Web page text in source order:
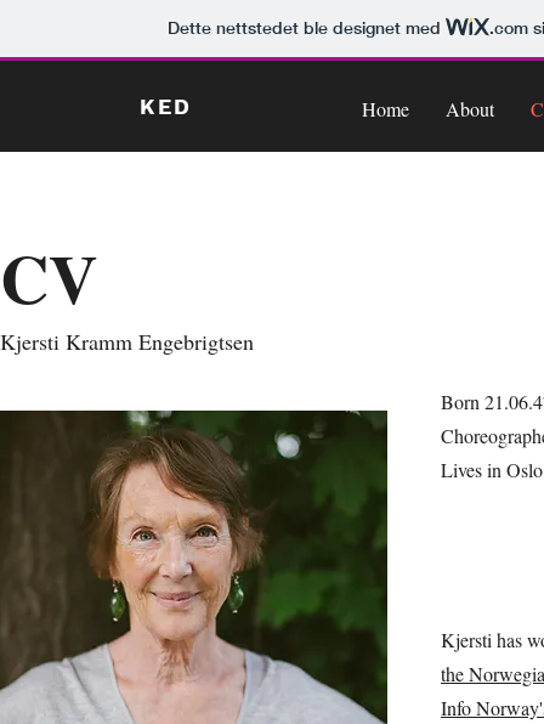
Dette nettstedet ble designet med .com
KED Home About
CV
Kjersti Kramm Engebrigtsen
Born
Lives in
Kjersti has
the
Info